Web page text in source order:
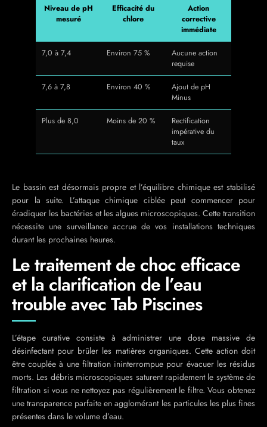
Niveau de pH
mesuré
Efficacité du
chlore
Action
corrective
immédiate
7,0 à 7,4 Environ 75 %
Aucune action
requise
7,6 à 7,8 Environ 40 %
Ajout de pH
Minus
Plus de 8,0 Moins de 20 %
Rectification
impérative du
taux
Le bassin est désormais propre et l’équilibre chimique est stabilisé
pour la suite. L’attaque chimique ciblée peut commencer pour
éradiquer les bactéries et les algues microscopiques. Cette transition
nécessite une surveillance accrue de vos installations techniques
durant les prochaines heures.
Le traitement de choc efficace
et la clarification de l’eau
trouble avec Tab Piscines
L’étape curative consiste à administrer une dose massive de
désinfectant pour brûler les matières organiques. Cette action doit
être couplée à une filtration ininterrompue pour évacuer les résidus
morts. Les débris microscopiques saturent rapidement le système de
filtration si vous ne nettoyez pas régulièrement le filtre. Vous obtenez
une transparence parfaite en agglomérant les particules les plus fines
présentes dans le volume d’eau.